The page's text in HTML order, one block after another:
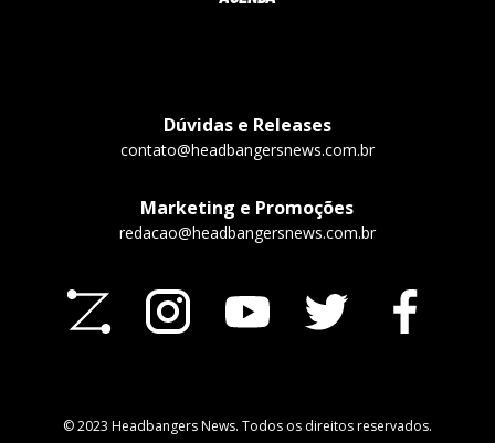
Dúvidas e Releases
contato@headbangersnews.com.br
Marketing e Promoções
redacao@headbangersnews.com.br
© 2023 Headbangers News. Todos os direitos reservados.